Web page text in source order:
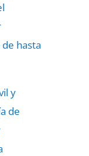
hasta
y
de